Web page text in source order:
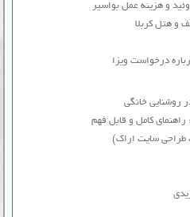
و هزینه عمل بواسیر
و هتل کربلا
درخواست ویزا
راهنمای کامل و قابل فهم
سایت اراک)